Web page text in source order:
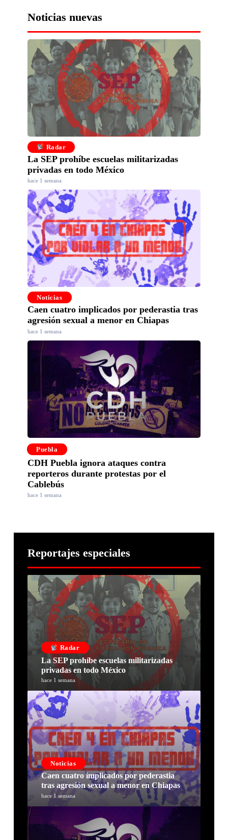
Noticias nuevas
Radar
La SEP prohíbe escuelas militarizadas
privadas en todo México
hace 1 semana
Noticias
Caen cuatro implicados por pederastia tras
agresión sexual a menor en Chiapas
hace 1 semana
Puebla
CDH Puebla ignora ataques contra
reporteros durante protestas por el
Cablebús
hace 1 semana
Reportajes especiales
Radar
La SEP prohíbe escuelas militarizadas
privadas en todo México
hace 1 semana
Noticias
Caen cuatro implicados por pederastia
tras agresión sexual a menor en Chiapas
hace 1 semana